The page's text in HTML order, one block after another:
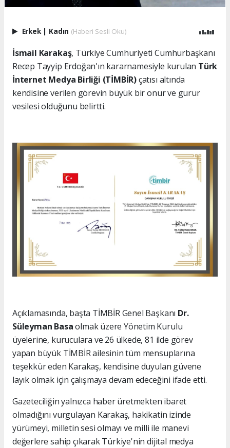
Erkek | Kadın (Haberi Sesli Oku)
İsmail Karakaş, Türkiye Cumhuriyeti Cumhurbaşkanı
Recep Tayyip Erdoğan'ın kararnamesiyle kurulan Türk
İnternet Medya Birliği (TİMBİR)çatısı altında
kendisine verilen görevin büyük bir onur ve gurur
vesilesi olduğunu belirtti.
Açıklamasında, başta TİMBİR Genel Başkanı Dr.
Süleyman Basaolmak üzere Yönetim Kurulu
üyelerine, kuruculara ve 26 ülkede, 81 ilde görev
yapan büyük TİMBİR ailesinin tüm mensuplarına
teşekkür eden Karakaş, kendisine duyulan güvene
layık olmak için çalışmaya devam edeceğini ifade etti.
Gazeteciliğin yalnızca haber üretmekten ibaret
olmadığını vurgulayan Karakaş, hakikatin izinde
yürümeyi, milletin sesi olmayı ve milli ile manevi
değerlere sahip çıkarak Türkiye'nin dijital medya